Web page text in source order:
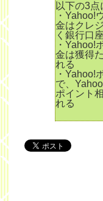
以下の3点
・Yahoo!
金はクレ
く銀行口
・Yahoo!
金は獲得
れる
・Yahoo!
で、
ポイント
れる